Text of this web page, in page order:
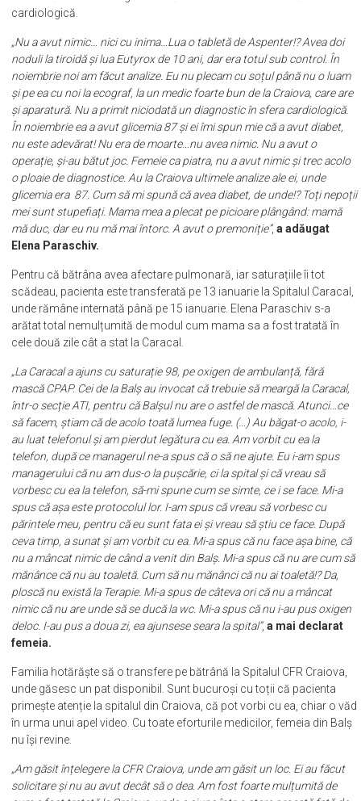
Fiica decedatei spune că își ducea mama periodic la controale și
cardiologică.
„Nu a avut nimic… nici cu inima…Lua o tabletă de Aspenter!? Avea doi
noduli la tiroidă și lua Eutyrox de 10 ani, dar era totul sub control. În
noiembrie noi am făcut analize. Eu nu plecam cu soțul până nu o luam
și pe ea cu noi la ecograf, la un medic foarte bun de la Craiova, care are
și aparatură. Nu a primit niciodată un diagnostic în sfera cardiologică.
În noiembrie ea a avut glicemia 87 și ei îmi spun mie că a avut diabet,
nu este adevărat! Nu era de moarte…nu avea nimic. Nu a avut o
operație, și-au bătut joc. Femeie ca piatra, nu a avut nimic și trec acolo
o ploaie de diagnostice. Au la Craiova ultimele analize ale ei, unde
glicemia era 87. Cum să mi spună că avea diabet, de unde!? Toți nepoții
mei sunt stupefiați. Mama mea a plecat pe picioare plângând: mamă
Elena Paraschiv.
Pentru că bătrâna avea afectare pulmonară, iar saturațiile îi tot
scădeau, pacienta este transferată pe 13 ianuarie la Spitalul Caracal,
unde rămâne internată până pe 15 ianuarie. Elena Paraschiv s-a
cele două zile cât a stat la Caracal.
„La Caracal a ajuns cu saturație 98, pe oxigen de ambulanță, fără
mască CPAP. Cei de la Balș au invocat că trebuie să meargă la Caracal,
într-o secție ATI, pentru că Balșul nu are o astfel de mască. Atunci…ce
să facem, știam că de acolo toată lumea fuge. (…) Au băgat-o acolo, i-
au luat telefonul și am pierdut legătura cu ea. Am vorbit cu ea la
telefon, după ce managerul ne-a spus că o să ne ajute. Eu i-am spus
managerului că nu am dus-o la pușcărie, ci la spital și că vreau să
vorbesc cu ea la telefon, să-mi spune cum se simte, ce i se face. Mi-a
spus că așa este protocolul lor. I-am spus că vreau să vorbesc cu
părintele meu, pentru că eu sunt fata ei și vreau să știu ce face. După
ceva timp, a sunat și am vorbit cu ea. Mi-a spus că nu face așa bine, că
nu a mâncat nimic de când a venit dinBalș. Mi-a spus că nu are cum să
mănânce că nu au toaletă. Cum să nu mănânci că nu ai toaletă!? Da,
ploscă nu există la Terapie. Mi-a spus de câteva ori că nu a mâncat
nimic că nu are unde să se ducă la wc. Mi-a spus că nu i-au pus oxigen
femeia.
Familia hotărăște să o transfere pe bătrână la Spitalul CFR Craiova,
unde găsesc un pat disponibil. Sunt bucuroși cu toții că pacienta
primește atenție la spitalul din Craiova, că pot vorbi cu ea, chiar o văd
nu își revine.